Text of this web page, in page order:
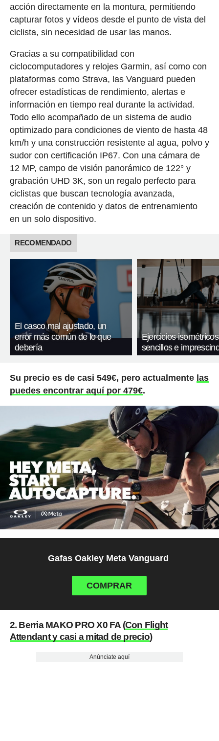
acción directamente en la montura, permitiendo
capturar fotos y vídeos desde el punto de vista del
ciclista, sin necesidad de usar las manos.
Gracias a su compatibilidad con
ciclocomputadores y relojes Garmin, así como con
plataformas como Strava, las Vanguard pueden
ofrecer estadísticas de rendimiento, alertas e
información en tiempo real durante la actividad.
Todo ello acompañado de un sistema de audio
optimizado para condiciones de viento de hasta 48
km/h y una construcción resistente al agua, polvo y
sudor con certificación IP67. Con una cámara de
12 MP, campo de visión panorámico de 122° y
grabación UHD 3K, son un regalo perfecto para
ciclistas que buscan tecnología avanzada,
creación de contenido y datos de entrenamiento
en un solo dispositivo.
RECOMENDADO
El casco mal ajustado, un
error más común de lo que
debería
Ejercicios
sencillos e
Su precio es de casi 549€, pero actualmente las
puedes encontrar aquí por 479€.
Gafas Oakley Meta Vanguard
COMPRAR
2. Berria MAKO PRO X0 FA (Con Flight
Attendant y casi a mitad de precio)
Anúnciate aquí